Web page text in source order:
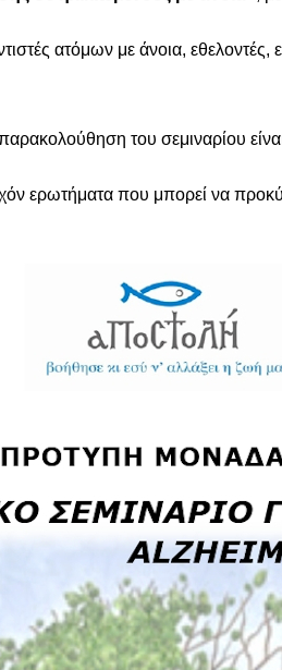
ατόμων με άνοια, εθελοντές,
του σεμιναρίου
ερωτήματα που μπορεί να